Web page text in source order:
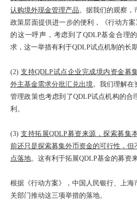
认购境外现金管理产品。据我们的观察，
政策层面提供进一步的便利，《行动方
的这一呼声，考虑到了QDLP基金合理
求，这一举措有利于QDLP试点机制的长
(2)支持QDLP试点企业完成境内资金募
外主基金需求分批汇兑出境。我们理解在
管理政策也考虑到了QDLP试点机构的合
利。
(3)支持拓展QDLP募资来源，探索募集
前还只是探索募集外币资金的可行性，但
点落地。这有利于拓展QDLP基金的募资来
根据《行动方案》，中国人民银行、上海
关部门推动这三项举措的落地。